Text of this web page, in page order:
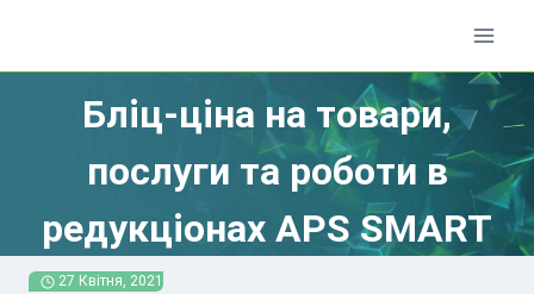
Бліц-ціна на товари,
послуги та роботи в
редукціонах APS SMART
27 Квітня, 2021